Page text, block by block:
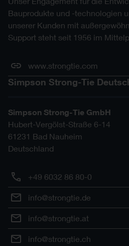
Bauprodukte und -technologien
unserer Kunden mit
Support steht seit 1956 im
www.strongtie.com
Simpson Strong-Tie
Simpson Strong-Tie GmbH
Hubert-Vergölst-Straße 6-14
61231 Bad Nauheim
Deutschland
+49 6032 86 80-0
info@strongtie.de
info@strongtie.at
info@strongtie.ch